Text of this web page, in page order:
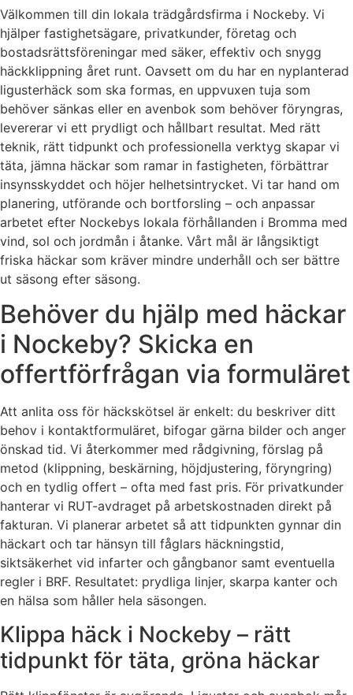
Välkommen till din lokala trädgårdsfirma i Nockeby. Vi
hjälper fastighetsägare, privatkunder, företag och
bostadsrättsföreningar med säker, effektiv och snygg
häckklippning året runt. Oavsett om du har en nyplanterad
ligusterhäck som ska formas, en uppvuxen tuja som
behöver sänkas eller en avenbok som behöver föryngras,
levererar vi ett prydligt och hållbart resultat. Med rätt
teknik, rätt tidpunkt och professionella verktyg skapar vi
täta, jämna häckar som ramar in fastigheten, förbättrar
insynsskyddet och höjer helhetsintrycket. Vi tar hand om
planering, utförande och bortforsling – och anpassar
arbetet efter Nockebys lokala förhållanden i Bromma med
vind, sol och jordmån i åtanke. Vårt mål är långsiktigt
friska häckar som kräver mindre underhåll och ser bättre
ut säsong efter säsong.
Behöver du hjälp med häckar
i Nockeby? Skicka en
offertförfrågan via formuläret
Att anlita oss för häckskötsel är enkelt: du beskriver ditt
behov i kontaktformuläret, bifogar gärna bilder och anger
önskad tid. Vi återkommer med rådgivning, förslag på
metod (klippning, beskärning, höjdjustering, föryngring)
och en tydlig offert – ofta med fast pris. För privatkunder
hanterar vi RUT-avdraget på arbetskostnaden direkt på
fakturan. Vi planerar arbetet så att tidpunkten gynnar din
häckart och tar hänsyn till fåglars häckningstid,
siktsäkerhet vid infarter och gångbanor samt eventuella
regler i BRF. Resultatet: prydliga linjer, skarpa kanter och
en hälsa som håller hela säsongen.
Klippa häck i Nockeby – rätt
tidpunkt för täta, gröna häckar